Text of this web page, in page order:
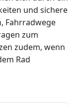
und sichere
Fahrradwege
zum
zudem, wenn
Rad